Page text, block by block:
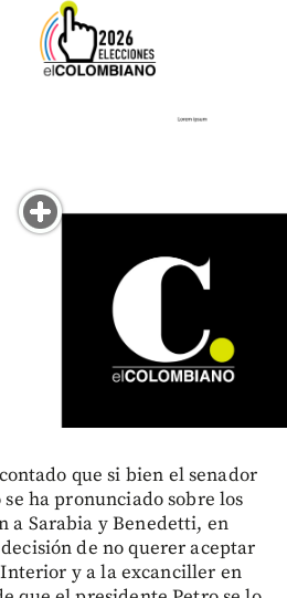
que si bien el senador
ha pronunciado sobre los
a Sarabia y Benedetti, en
de no querer aceptar
y a la excanciller en